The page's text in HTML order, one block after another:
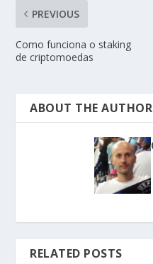
PREVIOUS
Como funciona o staking
de criptomoedas
ABOUT THE AUTHOR
RELATED POSTS